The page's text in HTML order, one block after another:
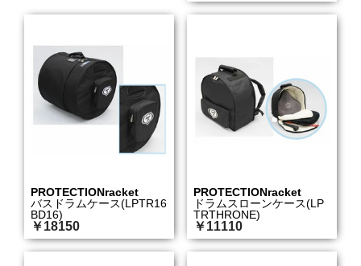
PROTECTIONracket
バスドラムケース(LPTR16
BD16)
￥18150
PROTECTIONracket
ドラムスローンケース(LP
TRTHRONE)
￥11110